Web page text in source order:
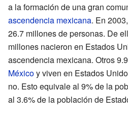
a la formación de una gran
ascendencia mexicana. En
26.7 millones de personas. De
millones nacieron en Estados
ascendencia mexicana. Otros
Méxicoy viven en Estados
no. Esto equivale al 9% de la
al 3.6% de la población de